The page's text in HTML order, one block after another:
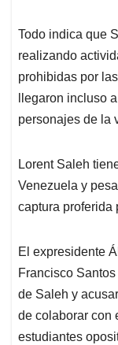
Todo indica que
realizando
prohibidas por
llegaron incluso
personajes de la
Lorent Saleh
Venezuela y
captura proferida
El expresidente
Francisco
de Saleh y
de colaborar con
estudiantes